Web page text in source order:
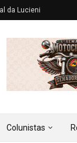
da Lucieni
Colunistas